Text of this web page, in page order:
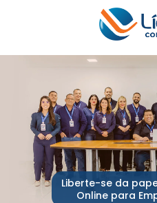
Liberte-se da
Online para